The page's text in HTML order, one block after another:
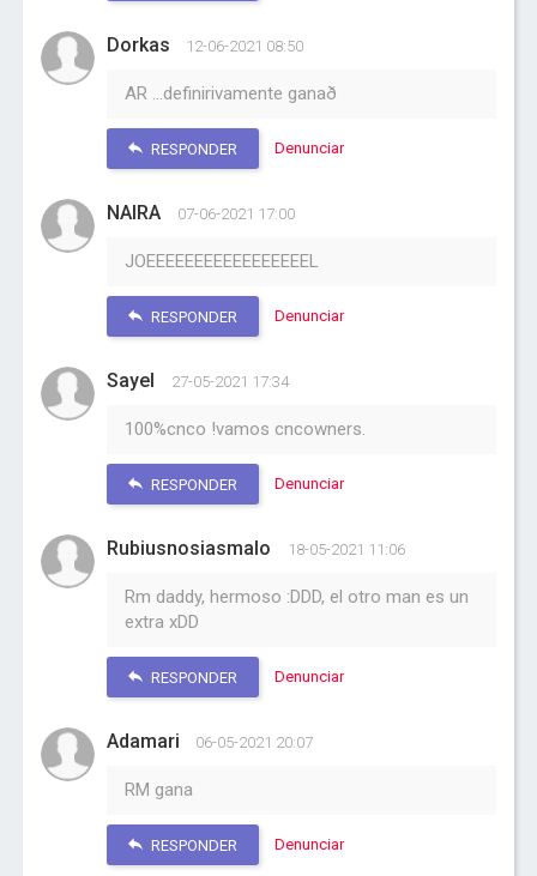
Dorkas 12-06-2021 08:50
AR ...definirivamente ganað
RESPONDER Denunciar
NAIRA 07-06-2021 17:00
JOEEEEEEEEEEEEEEEEEL
RESPONDER Denunciar
Sayel 27-05-2021 17:34
100%cnco !vamos cncowners.
RESPONDER Denunciar
Rubiusnosiasmalo 18-05-2021 11:06
Rm daddy, hermoso :DDD, el otro man es un
extra xDD
RESPONDER Denunciar
Adamari 06-05-2021 20:07
RM gana
RESPONDER Denunciar